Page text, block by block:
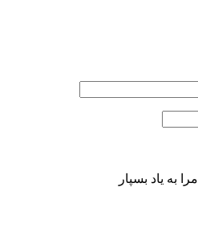
مرا به یاد بسپار